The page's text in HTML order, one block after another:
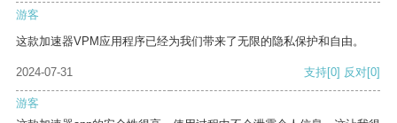
游客
这款加速器VPM应用程序已经为我们带来了无限的隐私保护和自由。
2024-07-31 支持[0] 反对[0]
游客